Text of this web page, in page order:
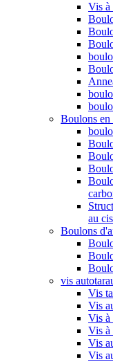
Vis à
Boulons en
au
Boulons
vis
Vis
Vis
Vis à
Vis à
Vis
Vis